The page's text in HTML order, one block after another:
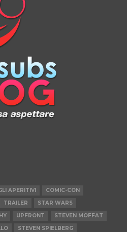
APERITIVI
COMIC-CON
TRAILER
STAR WARS
UPFRONT
STEVEN MOFFAT
STEVEN SPIELBERG